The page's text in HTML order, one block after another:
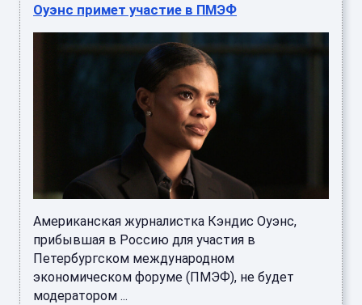
Оуэнс примет участие в ПМЭФ
Американская журналистка Кэндис Оуэнс,
прибывшая в Россию для участия в
Петербургском международном
экономическом форуме (ПМЭФ), не будет
модератором ...